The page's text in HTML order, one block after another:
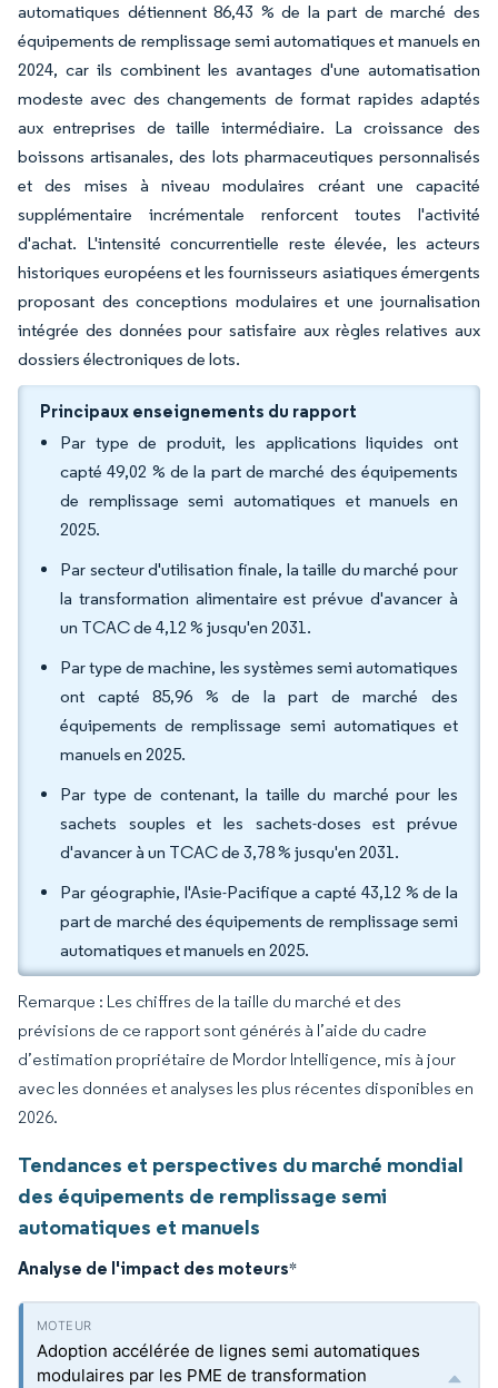
automatiques détiennent 86,43 % de la part de marché des
équipements de remplissage semi automatiques et manuels en
2024, car ils combinent les avantages d'une automatisation
modeste avec des changements de format rapides adaptés
aux entreprises de taille intermédiaire. La croissance des
boissons artisanales, des lots pharmaceutiques personnalisés
et des mises à niveau modulaires créant une capacité
supplémentaire incrémentale renforcent toutes l'activité
d'achat. L'intensité concurrentielle reste élevée, les acteurs
historiques européens et les fournisseurs asiatiques émergents
proposant des conceptions modulaires et une journalisation
intégrée des données pour satisfaire aux règles relatives aux
dossiers électroniques de lots.
Principaux enseignements du rapport
Par type de produit, les applications liquides ont
capté 49,02 % de la part de marché des équipements
de remplissage semi automatiques et manuels en
2025.
Par secteur d'utilisation finale, la taille du marché pour
la transformation alimentaire est prévue d'avancer à
un TCAC de 4,12 % jusqu'en 2031.
Par type de machine, les systèmes semi automatiques
ont capté 85,96 % de la part de marché des
équipements de remplissage semi automatiques et
manuels en 2025.
Par type de contenant, la taille du marché pour les
sachets souples et les sachets-doses est prévue
d'avancer à un TCAC de 3,78 % jusqu'en 2031.
Par géographie, l'Asie-Pacifique a capté 43,12 % de la
part de marché des équipements de remplissage semi
automatiques et manuels en 2025.
Remarque : Les chiffres de la taille du marché et des
prévisions de ce rapport sont générés à l’aide du cadre
d’estimation propriétaire de Mordor Intelligence, mis à jour
avec les données et analyses les plus récentes disponibles en
2026.
Tendances et perspectives du marché mondial
des équipements de remplissage semi
automatiques et manuels
Analyse de l'impact des moteurs*
Adoption accélérée de lignes semi automatiques
modulaires par les PME de transformation